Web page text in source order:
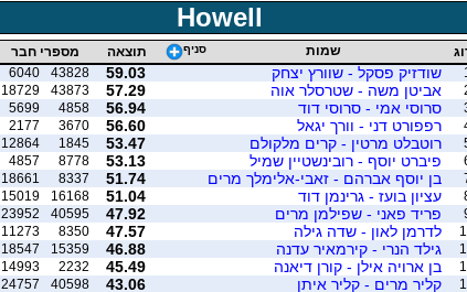
Howell
שמות סניף תוצאה מספרי חבר
1
שודזיק פסקל - שוורץ יצחק 59.03
43828
6040
אביטן משה - שטרסלר אוה 57.29
43873
18729
סרוסי אמי - סרוסי דוד 56.94
4858
5699
רפפורט דני - וורך יגאל 56.60
3670
2177
רוטבלט מרטין - קרים מלקולם 53.47
1845
12864
פיברט יוסף - רובינשטיין שמיל 53.13
8778
4857
בן יוסף אברהם - זאבי-אלימלך מרים 51.74
8337
18661
עציון בועז - גרינמן דוד 51.04
16168
15019
פריד פאני - שפילמן מרים 47.92
40595
23952
לדרמן לאון - שדה גילה 47.57
8350
11273
גילד הנרי - קירמאיר עדנה 46.88
15359
18547
בן ארויה אילן - קורן דיאנה 45.49
2232
14993
קליר מרים - קליר איתן 43.06
40598
24757